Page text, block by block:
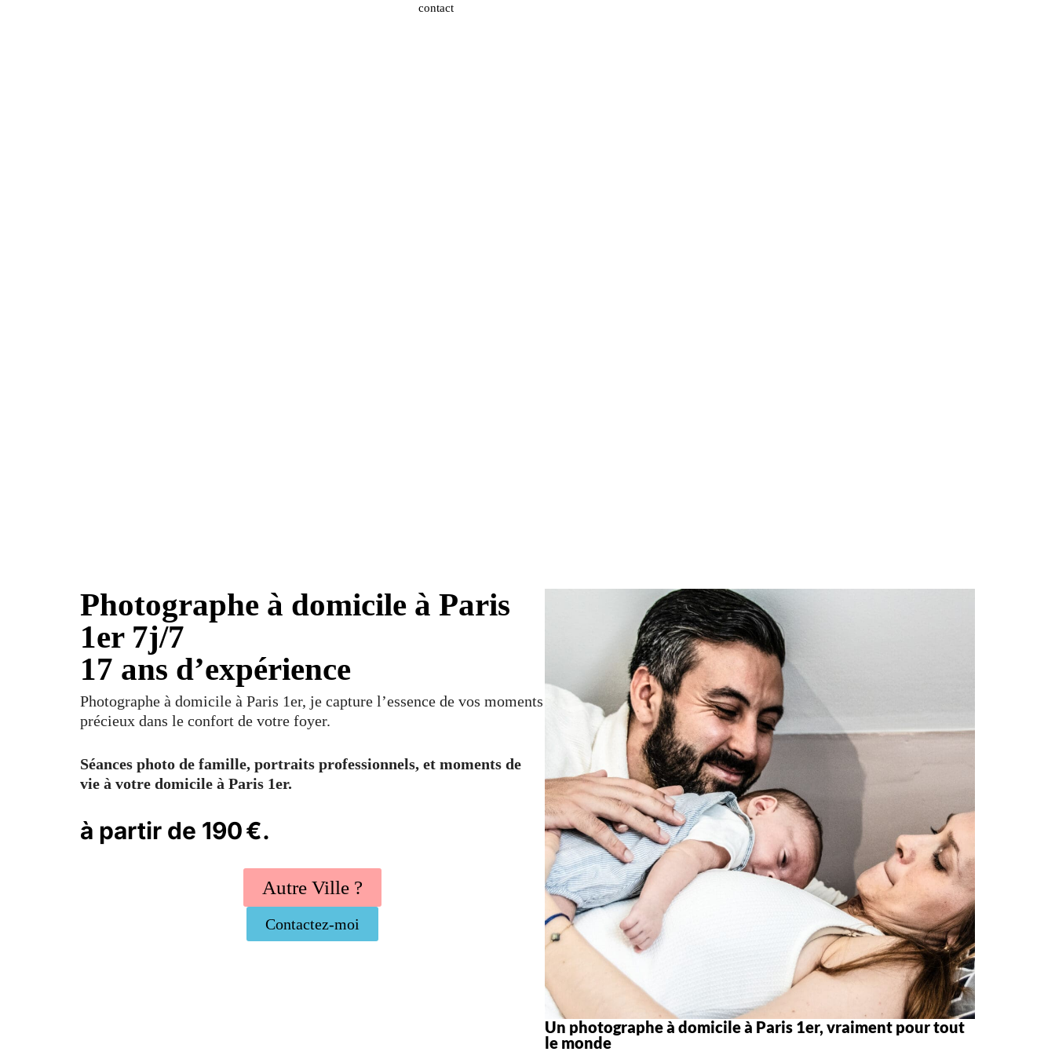
contact
Photographe à domicile à Paris
1er 7j/7
17 ans d’expérience
Photographe à domicile à Paris 1er, je capture l’essence de vos moments
précieux dans le confort de votre foyer.
Séances photo de famille, portraits professionnels, et moments de
vie à votre domicile à Paris 1er.
à partir de 190 €.
Autre Ville ?
Contactez-moi
Un photographe à domicile à Paris 1er, vraiment pour tout
le monde